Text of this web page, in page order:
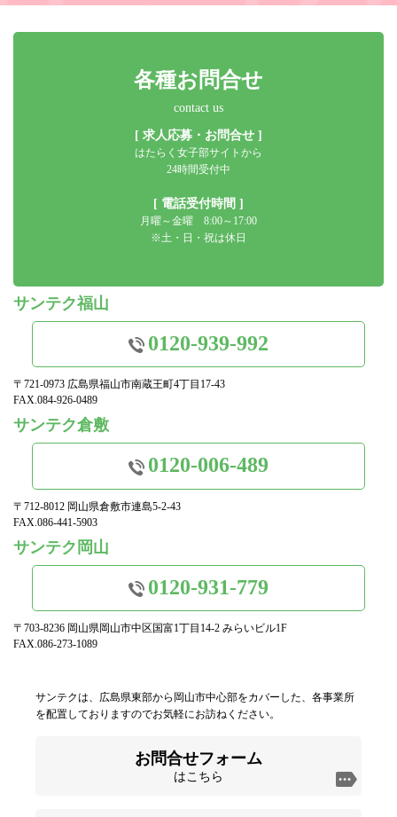
各種お問合せ
contact us
[ 求人応募・お問合せ ]
はたらく女子部サイトから
24時間受付中
[ 電話受付時間 ]
月曜～金曜 8:00～17:00
※土・日・祝は休日
サンテク福山
0120-939-992
〒721-0973 広島県福山市南蔵王町4丁目17-43
FAX.084-926-0489
サンテク倉敷
0120-006-489
〒712-8012 岡山県倉敷市連島5-2-43
FAX.086-441-5903
サンテク岡山
0120-931-779
〒703-8236 岡山県岡山市中区国富1丁目14-2 みらいビル1F
FAX.086-273-1089
サンテクは、広島県東部から岡山市中心部をカバーした、各事業所
を配置しておりますのでお気軽にお訪ねください。
お問合せフォーム
はこちら